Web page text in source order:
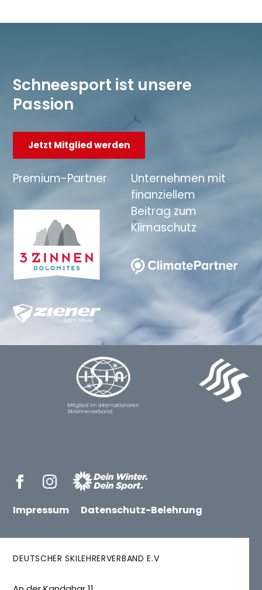
Schneesport ist unsere
Passion
Jetzt Mitglied werden
Premium-Partner
Unternehmen mit
finanziellem
Beitrag zum
Klimaschutz
DEUTSCHER SKILEHRERVERBAND E.V
Impressum Datenschutz-Belehrung